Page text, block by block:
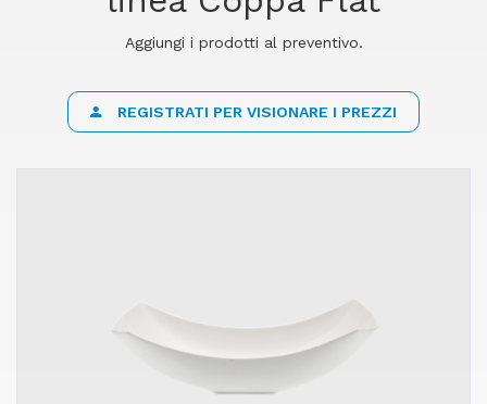
Aggiungi i prodotti al preventivo.
REGISTRATI PER VISIONARE I PREZZI